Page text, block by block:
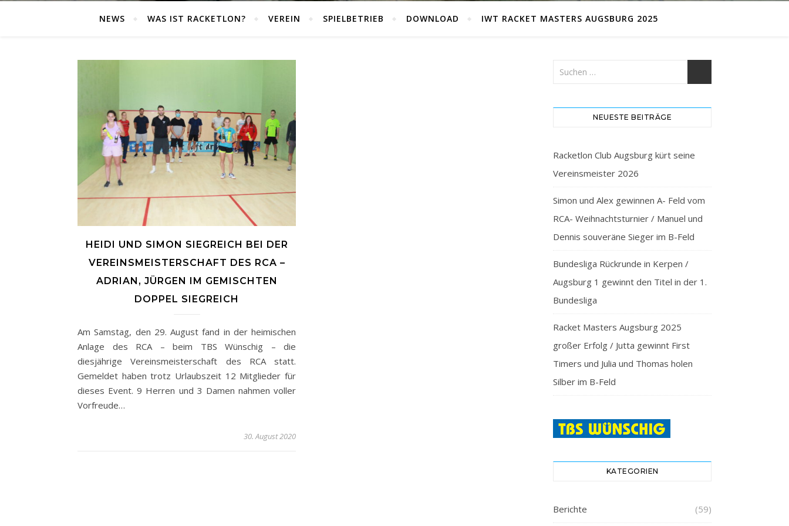
NEWS WAS IST RACKETLON? VEREIN SPIELBETRIEB DOWNLOAD IWT RACKET MASTERS AUGSBURG 2025
HEIDI UND SIMON SIEGREICH BEI DER
VEREINSMEISTERSCHAFT DES RCA –
ADRIAN, JÜRGEN IM GEMISCHTEN
DOPPEL SIEGREICH
Am Samstag, den 29. August fand in der heimischen
Anlage des RCA – beim TBS Wünschig – die
diesjährige Vereinsmeisterschaft des RCA statt.
Gemeldet haben trotz Urlaubszeit 12 Mitglieder für
dieses Event. 9 Herren und 3 Damen nahmen voller
Vorfreude…
30. August 2020
NEUESTE BEITRÄGE
Racketlon Club Augsburg kürt seine
Vereinsmeister 2026
Simon und Alex gewinnen A- Feld vom
RCA- Weihnachtsturnier / Manuel und
Dennis souveräne Sieger im B-Feld
Bundesliga Rückrunde in Kerpen /
Augsburg 1 gewinnt den Titel in der 1.
Bundesliga
Racket Masters Augsburg 2025
großer Erfolg / Jutta gewinnt First
Timers und Julia und Thomas holen
Silber im B-Feld
KATEGORIEN
Berichte (59)